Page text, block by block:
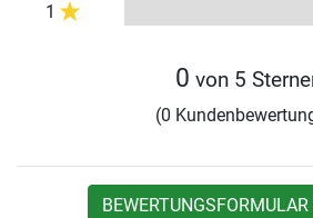
1
0 von 5
(0